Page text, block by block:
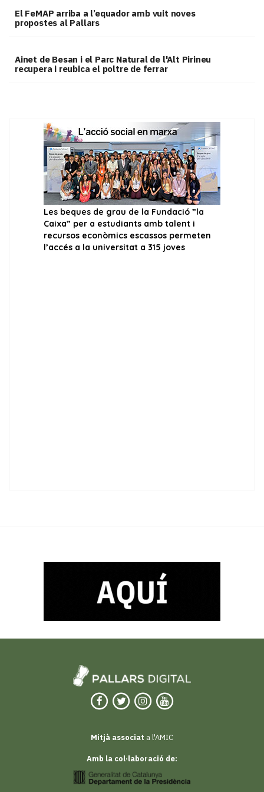
El FeMAP arriba a l’equador amb vuit noves
propostes al Pallars
Ainet de Besan i el Parc Natural de l'Alt Pirineu
recupera i reubica el poltre de ferrar
Mitjà associat a l'AMIC
Amb la col·laboració de: